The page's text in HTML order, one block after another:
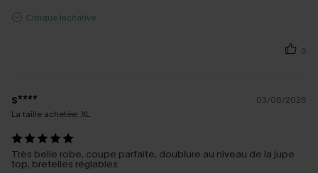
Critique Incitative
0
s****
03/06/2026
La taille achetée: XL
Très belle robe, coupe parfaite, doublure au niveau de la jupe
top, bretelles réglables